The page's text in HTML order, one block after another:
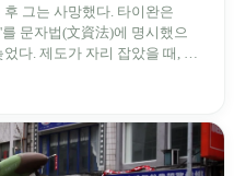
그는 사망했다. 타이완은
문자법(文資法)에 명시했으
다. 제도가 자리 잡았을 때, 제
정에서 붕괴되었다. 600여 명